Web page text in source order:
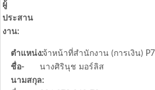
ผู้
ประสาน
งาน:
ตำแหน่ง:เจ้าหน้าที่สำนักงาน (การเงิน) P7
ชื่อ-
นามสกุล:
นางศิรินุช มอร์ลิส